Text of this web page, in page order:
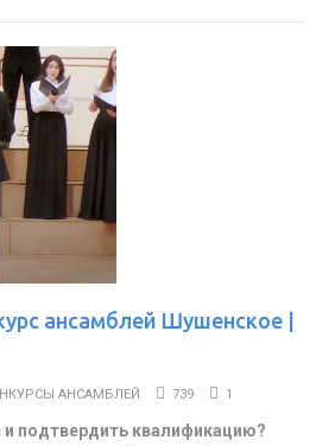
ансамблей Шушенское |
АНСАМБЛЕЙ 739 1
и подтвердить квалификацию?